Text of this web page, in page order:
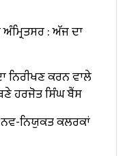
ਅੰਮ੍ਰਿਤਸਰ : ਅੱਜ ਦਾ
ਨਿਰੀਖਣ ਕਰਨ ਵਾਲੇ
ਹਰਜੋਤ ਸਿੰਘ ਬੈਂਸ
ਨਿਯੁਕਤ ਕਲਰਕਾਂ